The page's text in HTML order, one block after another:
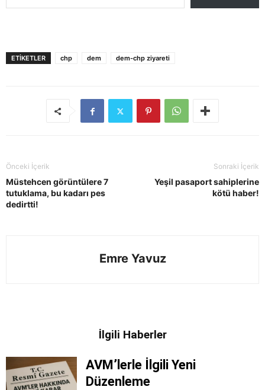
ETIKETLER chp dem dem-chp ziyareti
Önceki İçerik
Müstehcen görüntülere 7
tutuklama, bu kadarı pes
dedirtti!
Sonraki İçerik
Yeşil pasaport sahiplerine
kötü haber!
Emre Yavuz
İlgili Haberler
AVM’lerle İlgili Yeni
Düzenleme